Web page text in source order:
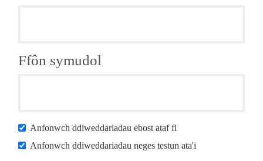
Ffôn symudol
Anfonwch ddiweddariadau ebost ataf fi
Anfonwch ddiweddariadau neges testun ata'i